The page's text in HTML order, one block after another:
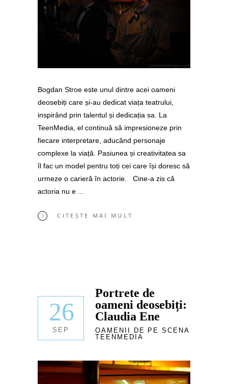
Bogdan Stroe este unul dintre acei oameni
deosebiți care și-au dedicat viața teatrului,
inspirând prin talentul și dedicația sa. La
TeenMedia, el continuă să impresioneze prin
fiecare interpretare, aducând personaje
complexe la viață. Pasiunea și creativitatea sa
îl fac un model pentru toți cei care își doresc să
urmeze o carieră în actorie. Cine-a zis că
actoria nu e
CITEȘTE MAI MULT
26
SEP
Portrete de
oameni deosebiți:
Claudia Ene
OAMENII DE PE SCENA
TEENMEDIA